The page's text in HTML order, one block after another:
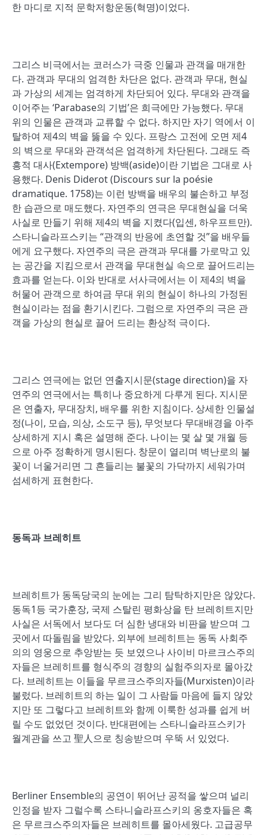
한 마디로 지적 문학저항운동(혁명)이었다.
그리스 비극에서는 코러스가 극중 인물과 관객을 매개한
다. 관객과 무대의 엄격한 차단은 없다. 관객과 무대, 현실
과 가상의 세계는 엄격하게 차단되어 있다. 무대와 관객을
이어주는 ‘Parabase의 기법’은 희극에만 가능했다. 무대
위의 인물은 관객과 교류할 수 없다. 하지만 자기 역에서 이
탈하여 제4의 벽을 뚫을 수 있다. 프랑스 고전에 오면 제4
의 벽으로 무대와 관객석은 엄격하게 차단된다. 그래도 즉
흥적 대사(Extempore) 방백(aside)이란 기법은 그대로 사
용했다. Denis Diderot (Discours sur la poésie
dramatique. 1758)는 이런 방백을 배우의 불손하고 부정
한 습관으로 매도했다. 자연주의 연극은 무대현실을 더욱
사실로 만들기 위해 제4의 벽을 지켰다(입센, 하우프트만).
스타니슬라프스키는 “관객의 반응에 초연할 것”을 배우들
에게 요구했다. 자연주의 극은 관객과 무대를 가로막고 있
는 공간을 지킴으로서 관객을 무대현실 속으로 끌어드리는
효과를 얻는다. 이와 반대로 서사극에서는 이 제4의 벽을
허물어 관객으로 하여금 무대 위의 현실이 하나의 가정된
현실이라는 점을 환기시킨다. 그럼으로 자연주의 극은 관
객을 가상의 현실로 끌어 드리는 환상적 극이다.
그리스 연극에는 없던 연출지시문(stage direction)을 자
연주의 연극에서는 특히나 중요하게 다루게 된다. 지시문
은 연출자, 무대장치, 배우를 위한 지침이다. 상세한 인물설
정(나이, 모습, 의상, 소도구 등), 무엇보다 무대배경을 아주
상세하게 지시 혹은 설명해 준다. 나이는 몇 살 몇 개월 등
으로 아주 정확하게 명시된다. 창문이 열리며 벽난로의 불
꽃이 너울거리면 그 흔들리는 불꽃의 가닥까지 세워가며
섬세하게 표현한다.
동독과 브레히트
브레히트가 동독당국의 눈에는 그리 탐탁하지만은 않았다.
동독1등 국가훈장, 국제 스탈린 평화상을 탄 브레히트지만
사실은 서독에서 보다도 더 심한 냉대와 비판을 받으며 그
곳에서 따돌림을 받았다. 외부에 브레히트는 동독 사회주
의의 영웅으로 추앙받는 듯 보였으나 사이비 마르크스주의
자들은 브레히트를 형식주의 경향의 실험주의자로 몰아갔
다. 브레히트는 이들을 무르크스주의자들(Murxisten)이라
불렀다. 브레히트의 하는 일이 그 사람들 마음에 들지 않았
지만 또 그렇다고 브레히트와 함께 이룩한 성과를 쉽게 버
릴 수도 없었던 것이다. 반대편에는 스타니슬라프스키가
월계관을 쓰고 聖人으로 칭송받으며 우뚝 서 있었다.
Berliner Ensemble의 공연이 뛰어난 공적을 쌓으며 널리
인정을 받자 그럴수록 스타니슬라프스키의 옹호자들은 혹
은 무르크스주의자들은 브레히트를 몰아세웠다. 고급공무